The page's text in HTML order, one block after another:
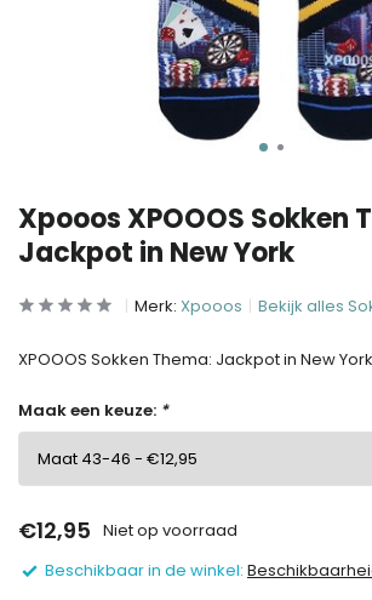
Xpooos XPOOOS Sokken
Jackpot in New York
Merk: Xpooos Bekijk alles
XPOOOS Sokken Thema: Jackpot in New York
Maak een keuze: *
€12,95 Niet op voorraad
Beschikbaar in de winkel: